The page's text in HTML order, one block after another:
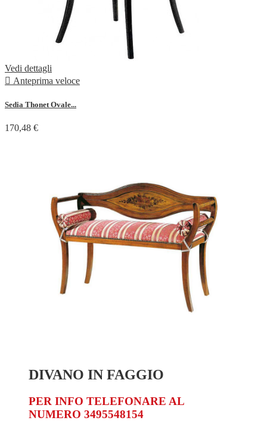
Vedi dettagli
 Anteprima veloce
Sedia Thonet Ovale...
170,48 €
DIVANO IN FAGGIO
PER INFO TELEFONARE AL
NUMERO 3495548154